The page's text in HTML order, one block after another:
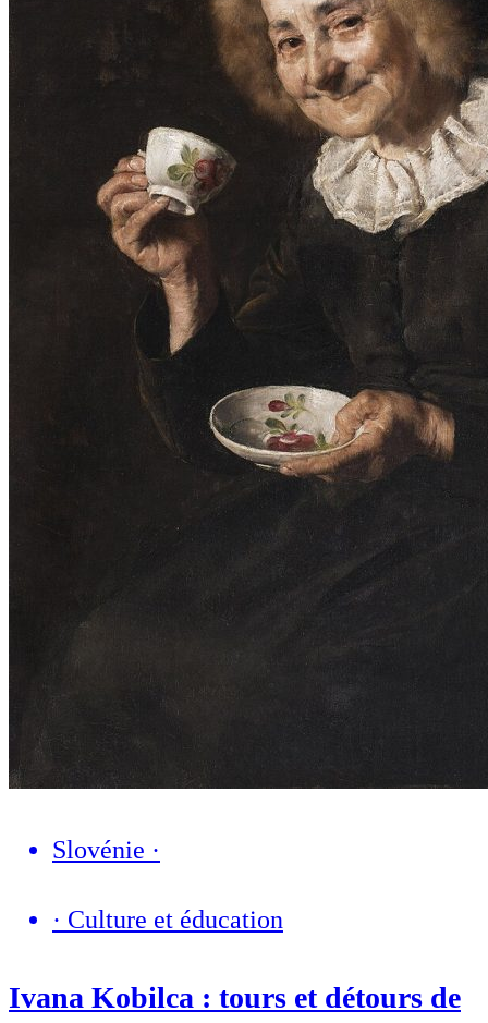
Slovénie ·
· Culture et éducation
Ivana Kobilca : tours et détours de